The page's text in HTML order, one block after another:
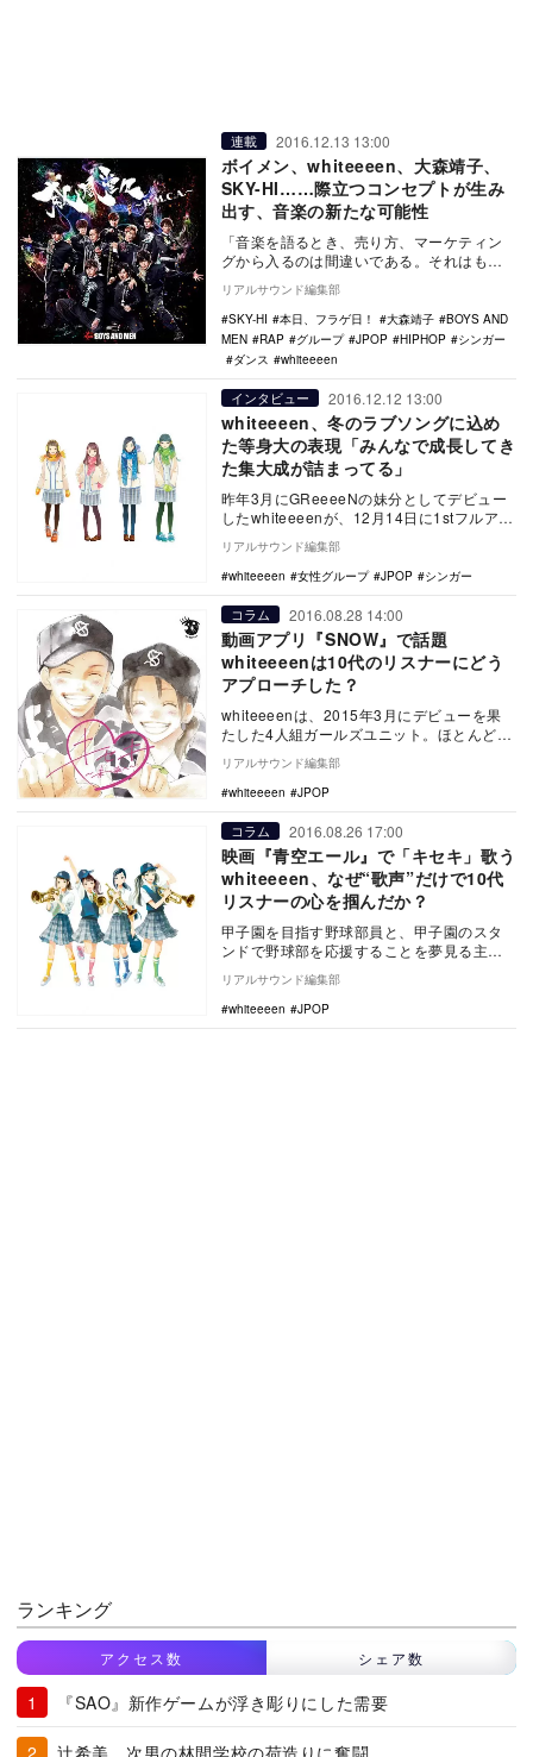
連載 2016.12.13 13:00
ボイメン、whiteeeen、大森靖子、
SKY-HI……際立つコンセプトが生み
出す、音楽の新たな可能性
「音楽を語るとき、売り方、マーケティン
グから入るのは間違いである。それはもち
ろん必要なことだが、入り口はそこではな
く、すべての始…
リアルサウンド編集部
SKY-HI
本日、フラゲ日！ 大森靖子
BOYS AND
MEN
RAP グループ JPOP HIPHOP
シンガー
ダンス
whiteeeen
インタビュー 2016.12.12 13:00
whiteeeen、冬のラブソングに込め
た等身大の表現「みんなで成長してき
た集大成が詰まってる」
昨年3月にGReeeeNの妹分としてデビュー
したwhiteeeenが、12月14日に1stフルアル
バム『ゼロ恋』をリリースする。…
リアルサウンド編集部
whiteeeen
女性グループ JPOP シンガー
コラム 2016.08.28 14:00
動画アプリ『SNOW』で話題
whiteeeenは10代のリスナーにどう
アプローチした？
whiteeeenは、2015年3月にデビューを果
たした4人組ガールズユニット。ほとんどの
楽曲をGReeeeNがプロデュースし、…
リアルサウンド編集部
whiteeeen
JPOP
コラム 2016.08.26 17:00
映画『青空エール』で「キセキ」歌う
whiteeeen、なぜ“歌声”だけで10代
リスナーの心を掴んだか？
甲子園を目指す野球部員と、甲子園のスタ
ンドで野球部を応援することを夢見る主人
公の青春ストーリーを描く映画『青空エー
ル』が8月20…
リアルサウンド編集部
whiteeeen
JPOP
ランキング
アクセス数 シェア数
『SAO』新作ゲームが浮き彫りにした需要
辻希美、次男の林間学校の荷造りに奮闘